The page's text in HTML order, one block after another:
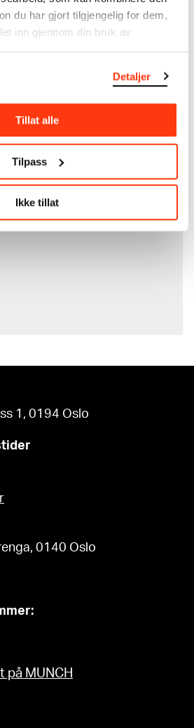
du har gjort tilgjengelig for dem,
inn gjennom din bruk av
Detaljer
Tillat alle
Tilpass
Ikke tillat
våre avfotograferinger og
med å digitalisere Munchs
over Edvard Munchs
er støttet
.
1, 0194 Oslo
0140 Oslo
på MUNCH